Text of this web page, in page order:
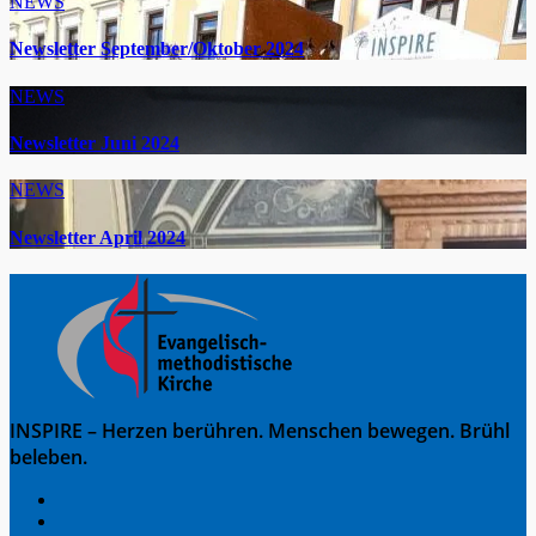
Newsletter September/Oktober 2024
NEWS
Newsletter Juni 2024
NEWS
Newsletter April 2024
INSPIRE – Herzen berühren. Menschen bewegen. Brühl
beleben.